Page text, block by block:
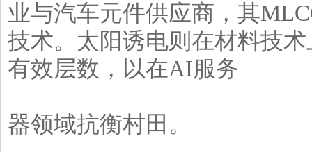
业与汽车元件供应商，其
技术。太阳诱电则在材料技
有效层数，以在AI服务
器领域抗衡村田。